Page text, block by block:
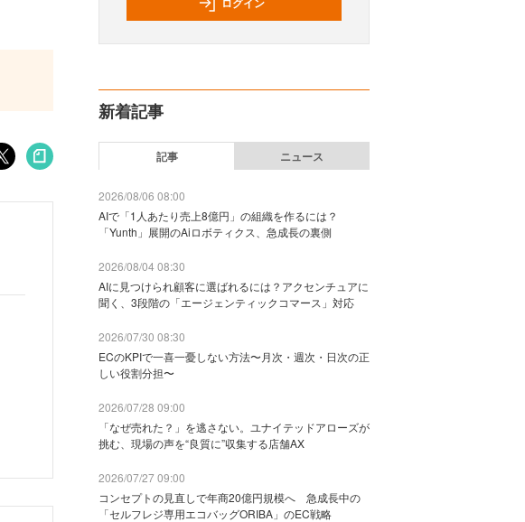
新着記事
記事 ニュース
2026/08/06 08:00
AIで「1人あたり売上8億円」の組織を作るには？
「Yunth」展開のAiロボティクス、急成長の裏側
2026/08/04 08:30
AIに見つけられ顧客に選ばれるには？アクセンチュアに
聞く、3段階の「エージェンティックコマース」対応
2026/07/30 08:30
ECのKPIで一喜一憂しない方法〜月次・週次・日次の正
しい役割分担〜
2026/07/28 09:00
「なぜ売れた？」を逃さない。ユナイテッドアローズが
挑む、現場の声を“良質に”収集する店舗AX
2026/07/27 09:00
コンセプトの見直しで年商20億円規模へ 急成長中の
「セルフレジ専用エコバッグORIBA」のEC戦略